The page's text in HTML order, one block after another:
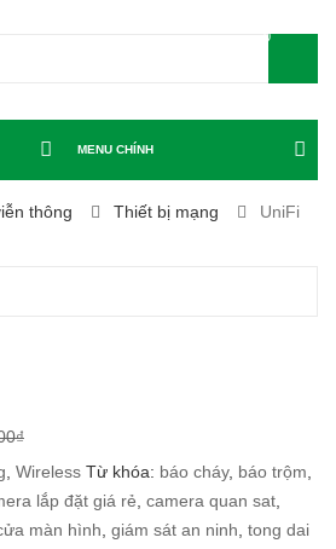
0
MENU CHÍNH
thông Thiết bị mạng
UniFi
₫
Wireless Từ khóa: báo cháy, báo trộm
lắp đặt giá rẻ camera quan sat
màn hình giám sát an ninh tong dai